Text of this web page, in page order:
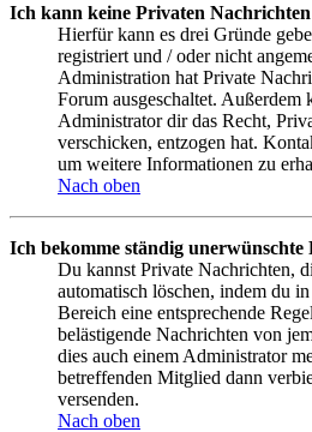
Ich kann keine Privaten
Hierfür kann es drei Gründe
registriert und / oder nicht
Administration hat Private
Forum ausgeschaltet. Außerdem
Administrator dir das Recht,
verschicken, entzogen hat.
um weitere Informationen zu
Nach oben
Ich bekomme ständig
Du kannst Private Nachrichten,
automatisch löschen, indem du
Bereich eine entsprechende
belästigende Nachrichten von
dies auch einem Administrator
betreffenden Mitglied dann
versenden.
Nach oben